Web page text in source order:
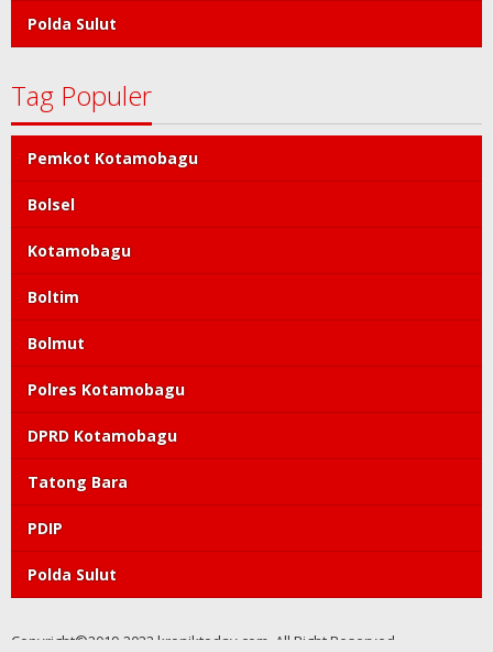
Polda Sulut
Tag Populer
Pemkot Kotamobagu
Bolsel
Kotamobagu
Boltim
Bolmut
Polres Kotamobagu
DPRD Kotamobagu
Tatong Bara
PDIP
Polda Sulut
Copyright©2019-2022 kroniktoday.com. All Right Reserved